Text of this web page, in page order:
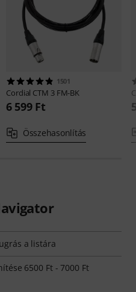
1501
Cordial CTM 3 FM-BK
6 599 Ft
Összehasonlítás
a listára
6500 Ft - 7000 Ft